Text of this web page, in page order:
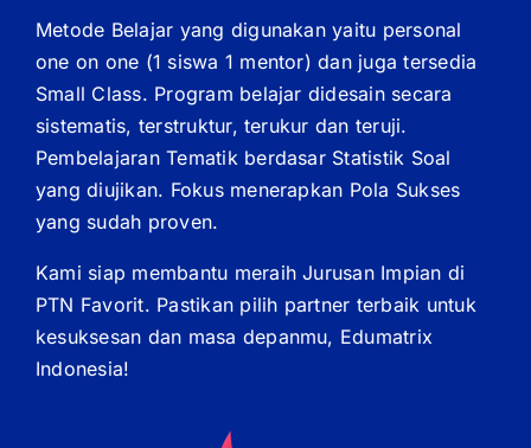
Metode Belajar yang digunakan yaitu personal
one on one (1 siswa 1 mentor) dan juga tersedia
Small Class. Program belajar didesain secara
sistematis, terstruktur, terukur dan teruji.
Pembelajaran Tematik berdasar Statistik Soal
yang diujikan. Fokus menerapkan Pola Sukses
yang sudah proven.
Kami siap membantu meraih Jurusan Impian di
PTN Favorit. Pastikan pilih partner terbaik untuk
kesuksesan dan masa depanmu, Edumatrix
Indonesia!